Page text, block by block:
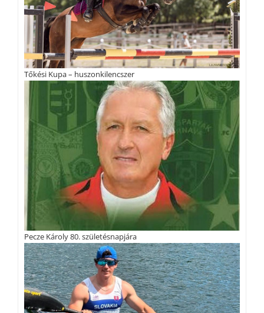
Tőkési Kupa – huszonkilencszer
Pecze Károly 80. születésnapjára